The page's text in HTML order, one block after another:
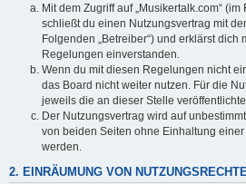
Mit dem Zugriff auf „Musikertalk.com“
schließt du einen Nutzungsvertrag mit
Folgenden „Betreiber“) und erklärst dich
Regelungen einverstanden.
Wenn du mit diesen Regelungen nicht
das Board nicht weiter nutzen. Für die
jeweils die an dieser Stelle
Der Nutzungsvertrag wird auf
von beiden Seiten ohne Einhaltung
werden.
2. EINRÄUMUNG VON